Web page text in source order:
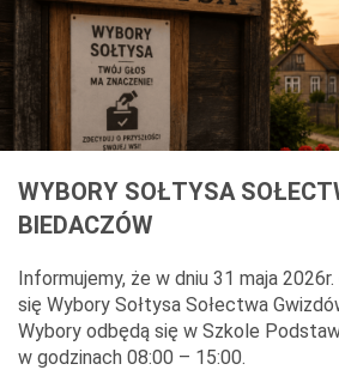
WYBORY SOŁTYSA
BIEDACZÓW
Informujemy, że w dniu 31 maja
się Wybory Sołtysa Sołectwa
Wybory odbędą się w Szkole
w godzinach 08:00 – 15:00.